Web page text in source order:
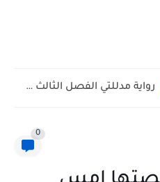
رواية مدللتي الفصل الثالث 3 بقلم اسراء حمدي
0